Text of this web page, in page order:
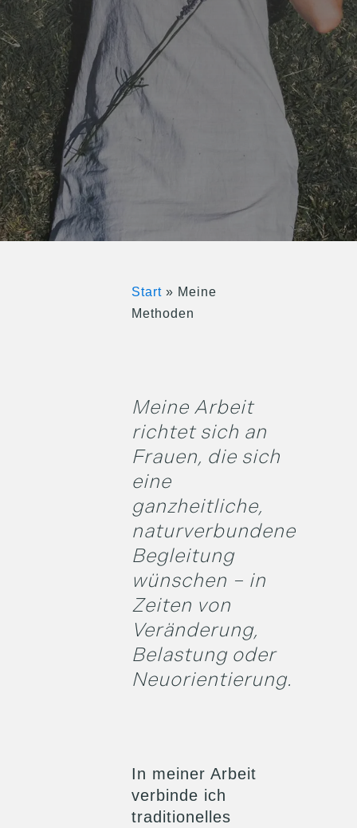
Über mich
Preise
Start» Meine
Methoden
Meine Arbeit
richtet sich an
Frauen, die sich
eine
ganzheitliche,
naturverbundene
Begleitung
wünschen – in
Zeiten von
Veränderung,
Belastung oder
Neuorientierung.
In meiner Arbeit
verbinde ich
traditionelles